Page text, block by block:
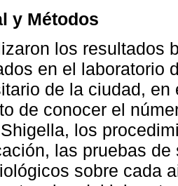
y Métodos
los resultados
en el laboratorio
de la ciudad,
de conocer el
los
las pruebas
sobre cada